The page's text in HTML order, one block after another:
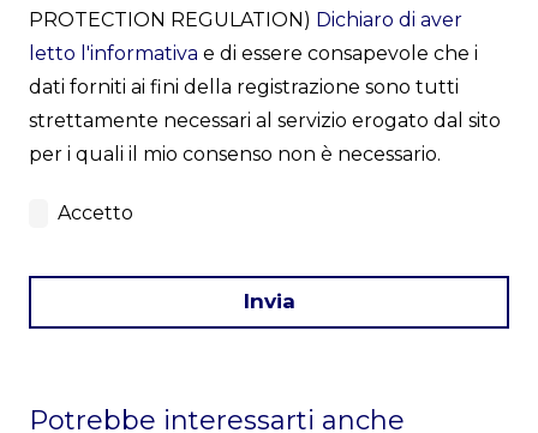
PROTECTION REGULATION) Dichiaro di aver
letto l'informativa e di essere consapevole che i
dati forniti ai fini della registrazione sono tutti
strettamente necessari al servizio erogato dal sito
per i quali il mio consenso non è necessario.
Accetto
Invia
Potrebbe interessarti anche